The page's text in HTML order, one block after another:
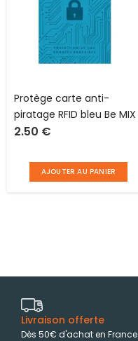
Protège carte anti-
piratage RFID bleu Be MIX
2.50 €
AJOUTER AU PANIER
Livraison offerte
Dès 50€ d'achat en France